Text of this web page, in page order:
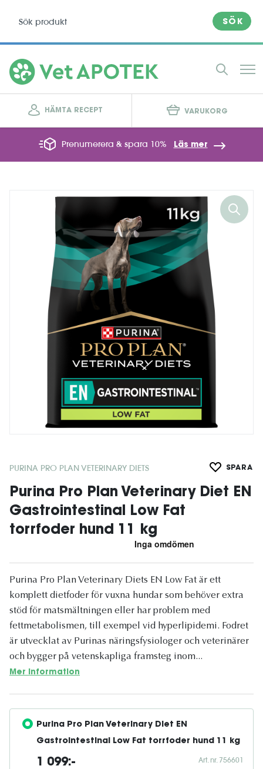
SÖK
HÄMTA RECEPT VARUKORG
Prenumerera & spara 10% Läs mer
PURINA PRO PLAN VETERINARY DIETS SPARA
Purina Pro Plan Veterinary Diet EN
Gastrointestinal Low Fat
torrfoder hund 11 kg
Purina Pro Plan Veterinary Diets EN Low Fat är ett
komplett dietfoder för vuxna hundar som behöver extra
stöd för matsmältningen eller har problem med
fettmetabolismen, till exempel vid hyperlipidemi. Fodret
är utvecklat av Purinas näringsfysiologer och veterinärer
och bygger på vetenskapliga framsteg inom...
Mer information
Purina Pro Plan Veterinary Diet EN
Gastrointestinal Low Fat torrfoder hund 11 kg
1 099:- Art. nr. 756601